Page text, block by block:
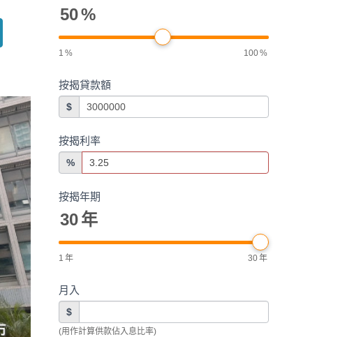
50%
1 % 100%
按揭貸款額
$
按揭利率
%
按揭年期
30年
1 年 30年
月入
$
(用作計算供款佔入息比率)